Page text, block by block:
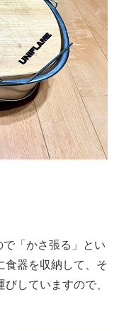
「かさ張る」とい
食器を収納して、そ
していますので、